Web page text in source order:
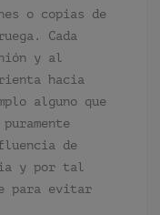
o copias de
Cada
y al
hacia
alguno que
de
y por tal
para evitar